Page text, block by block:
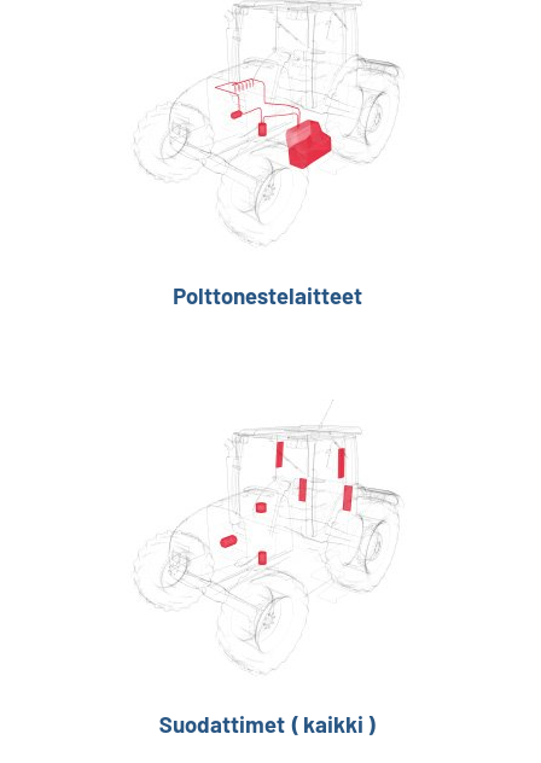
Polttonestelaitteet
Suodattimet ( kaikki )